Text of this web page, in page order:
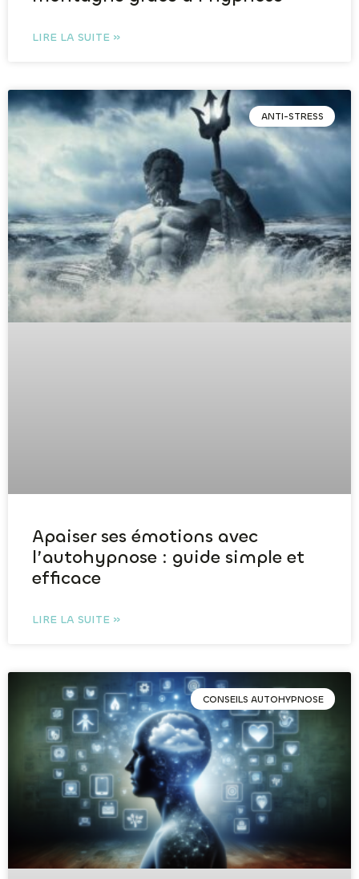
LIRE LA SUITE »
ANTI-STRESS
Apaiser ses émotions avec
l’autohypnose : guide simple et
efficace
LIRE LA SUITE »
CONSEILS AUTOHYPNOSE